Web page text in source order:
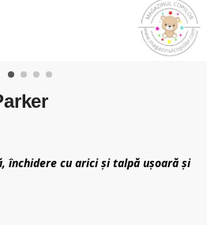
închidere cu arici șitalpă ușoară și